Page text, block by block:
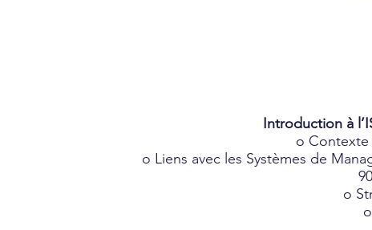
Introduction à
o Contexte
o Liens avec les Systèmes de
o